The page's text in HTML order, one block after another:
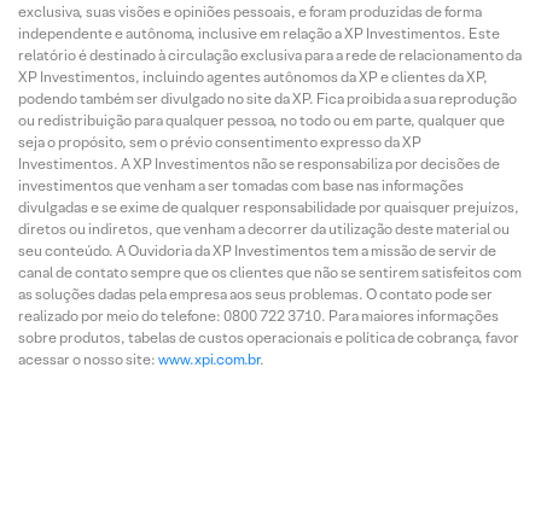
exclusiva, suas visões e opiniões pessoais, e foram produzidas de forma
independente e autônoma, inclusive em relação a XP Investimentos. Este
relatório é destinado à circulação exclusiva para a rede de relacionamento da
XP Investimentos, incluindo agentes autônomos da XP e clientes da XP,
podendo também ser divulgado no site da XP. Fica proibida a sua reprodução
ou redistribuição para qualquer pessoa, no todo ou em parte, qualquer que
seja o propósito, sem o prévio consentimento expresso da XP
Investimentos. A XP Investimentos não se responsabiliza por decisões de
investimentos que venham a ser tomadas com base nas informações
divulgadas e se exime de qualquer responsabilidade por quaisquer prejuízos,
diretos ou indiretos, que venham a decorrer da utilização deste material ou
seu conteúdo. A Ouvidoria da XP Investimentos tem a missão de servir de
canal de contato sempre que os clientes que não se sentirem satisfeitos com
as soluções dadas pela empresa aos seus problemas. O contato pode ser
realizado por meio do telefone: 0800 722 3710. Para maiores informações
sobre produtos, tabelas de custos operacionais e política de cobrança, favor
acessar o nosso site: www.xpi.com.br.